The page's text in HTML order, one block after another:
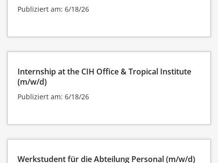
Publiziert am: 6/18/26
Internship at the CIH Office & Tropical Institute
(m/w/d)
Publiziert am: 6/18/26
Werkstudent für die Abteilung Personal (m/w/d)